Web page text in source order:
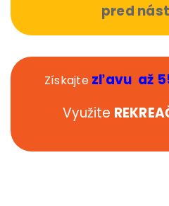
pred
Získajte zľavu až
Využite